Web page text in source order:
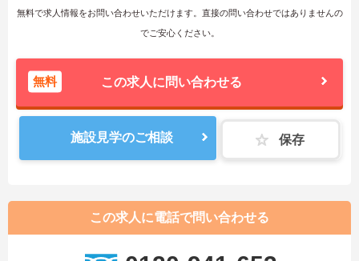
無料で求人情報をお問い合わせいただけます。直接の問い合わせではありませんの
でご安心ください。
無料 この求人に問い合わせる
施設見学のご相談 保存
この求人に電話で問い合わせる